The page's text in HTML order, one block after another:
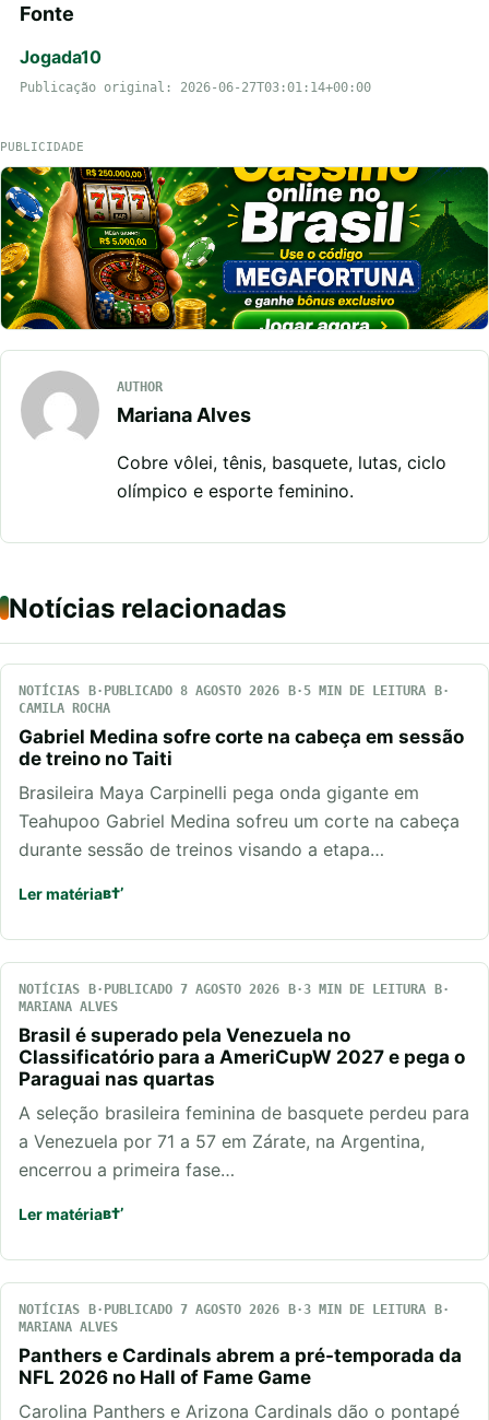
Fonte
Jogada10
Publicação original: 2026-06-27T03:01:14+00:00
PUBLICIDADE
AUTHOR
Mariana Alves
Cobre vôlei, tênis, basquete, lutas, ciclo
olímpico e esporte feminino.
Notícias relacionadas
NOTÍCIAS PUBLICADO 8 AGOSTO 2026
5 MIN DE LEITURA
CAMILA ROCHA
Gabriel Medina sofre corte na cabeça em sessão
de treino no Taiti
Brasileira Maya Carpinelli pega onda gigante em
Teahupoo Gabriel Medina sofreu um corte na cabeça
durante sessão de treinos visando a etapa…
Ler matéria
NOTÍCIAS PUBLICADO 7 AGOSTO 2026
3 MIN DE LEITURA
MARIANA ALVES
Brasil é superado pela Venezuela no
Classificatório para a AmeriCupW 2027 e pega o
Paraguai nas quartas
A seleção brasileira feminina de basquete perdeu para
a Venezuela por 71 a 57 em Zárate, na Argentina,
encerrou a primeira fase…
Ler matéria
NOTÍCIAS PUBLICADO 7 AGOSTO 2026
3 MIN DE LEITURA
MARIANA ALVES
Panthers e Cardinals abrem a pré-temporada da
NFL 2026 no Hall of Fame Game
Carolina Panthers e Arizona Cardinals dão o pontapé